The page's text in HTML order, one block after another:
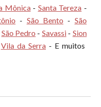
Mônica- Santa Tereza -
- São Bento - São
São Pedro - Savassi- Sion
Vila da Serra- E muitos